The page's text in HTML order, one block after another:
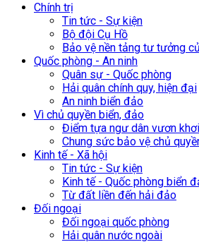
Chính trị
Tin tức - Sự kiện
Bộ đội Cụ Hồ
Bảo vệ nền tảng tư tưởng
Quốc phòng - An ninh
Quân sự - Quốc phòng
Hải quân chính quy, hiện đại
An ninh biển đảo
Vì chủ quyền biển, đảo
Điểm tựa ngư dân vươn
Chung sức bảo vệ chủ
Kinh tế - Xã hội
Tin tức - Sự kiện
Kinh tế - Quốc phòng biển
Từ đất liền đến hải đảo
Đối ngoại
Đối ngoại quốc phòng
Hải quân nước ngoài